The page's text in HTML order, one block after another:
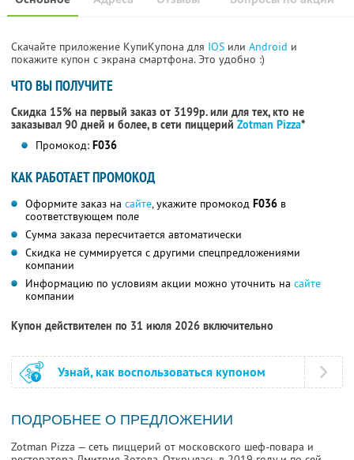
Скачайте приложение КупиКупона для IOS или Android и
покажите купон с экрана смартфона. Это удобно :)
ЧТО ВЫ ПОЛУЧИТЕ
Скидка 15% на первый заказ от 3199р. или для тех, кто не
заказывал 90 дней и более, в сети пиццерий Zotman Pizza*
Промокод: F036
КАК РАБОТАЕТ ПРОМОКОД
Оформите заказ на сайте, укажите промокод F036 в
соответствующем поле
Сумма заказа пересчитается автоматически
Скидка не суммируется с другими спецпредложениями
компании
Информацию по условиям акции можно уточнить на сайте
компании
Купон действителен по 31 июля 2026 включительно
Узнай, как воспользоваться купоном
ПОДРОБНЕЕ О ПРЕДЛОЖЕНИИ
Zotman Pizza — сеть пиццерий от московского шеф-повара и